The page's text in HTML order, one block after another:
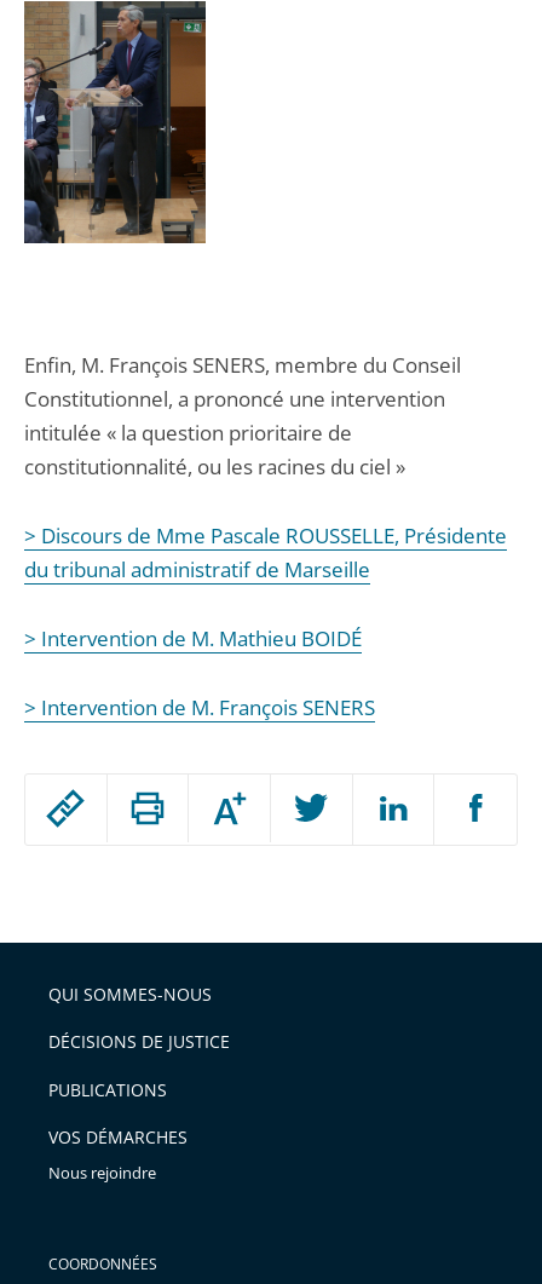
Passer
arriver
après
Augmenter
ou
l'article
pour
avant
Enfin, M. François SENERS, membre du Conseil
Constitutionnel, a prononcé une intervention
intitulée « la question prioritaire de
constitutionnalité, ou les racines du ciel »
> Discours de Mme Pascale ROUSSELLE, Présidente
du tribunal administratif de Marseille
> Intervention de M. Mathieu BOIDÉ
> Intervention de M. François SENERS
QUI SOMMES-NOUS
DÉCISIONS DE JUSTICE
PUBLICATIONS
VOS DÉMARCHES
Nous rejoindre
COORDONNÉES